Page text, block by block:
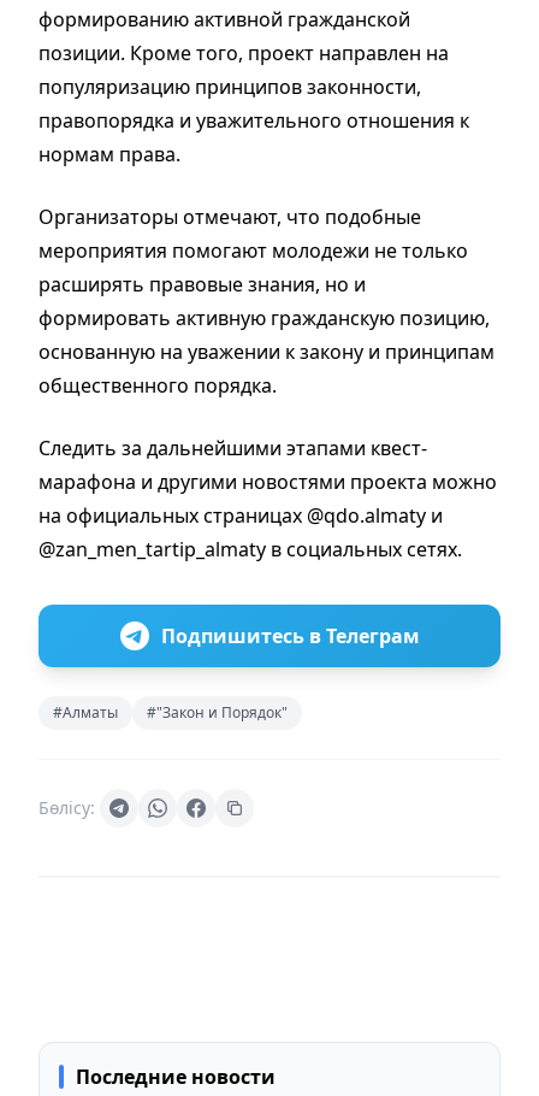
формированию активной гражданской
позиции. Кроме того, проект направлен на
популяризацию принципов законности,
правопорядка и уважительного отношения к
нормам права.
Организаторы отмечают, что подобные
мероприятия помогают молодежи не только
расширять правовые знания, но и
формировать активную гражданскую позицию,
основанную на уважении к закону и принципам
общественного порядка.
Следить за дальнейшими этапами квест-
марафона и другими новостями проекта можно
на официальных страницах @qdo.almaty и
@zan_men_tartip_almaty в социальных сетях.
Подпишитесь в Телеграм
#Алматы #"Закон и Порядок"
Бөлісу:
Последние новости